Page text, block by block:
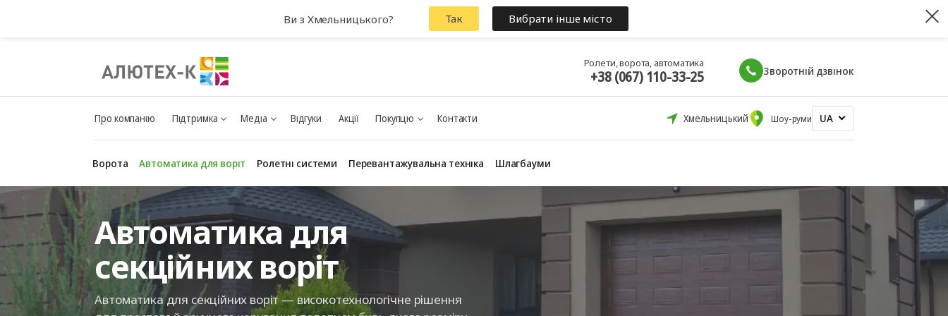
Ролети, ворота, автоматика
+38 (067) 110-33-25 Зворотній дзвінок
Про компанію Підтримка Медіа Відгуки Акції Покупцю Контакти Хмельницький Шоу-руми UA
Ворота Автоматика для воріт Ролетні системи Перевантажувальна техніка Шлагбауми
Автоматика для
секційних воріт
Автоматика для секційних воріт — високотехнологічне рішення
Ви з Хмельницького? Так Вибрати інше місто